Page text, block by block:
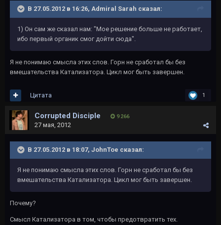
В 27.05.2012 в 16:26, Admiral Sarah сказал:
1) Он сам же сказал нам: "Мое решение больше не работает,
ибо первый органик смог дойти сюда".
Я не понимаю смысла этих слов. Горн не сработал бы без
вмешательства Катализатора. Цикл мог быть завершен.
1
Цитата
Corrupted Disciple 9 266
27 мая, 2012
В 27.05.2012 в 18:07, JohnToe сказал:
Я не понимаю смысла этих слов. Горн не сработал бы без
вмешательства Катализатора. Цикл мог быть завершен.
Почему?
Смысл Катализатора в том, чтобы предотвратить тех.